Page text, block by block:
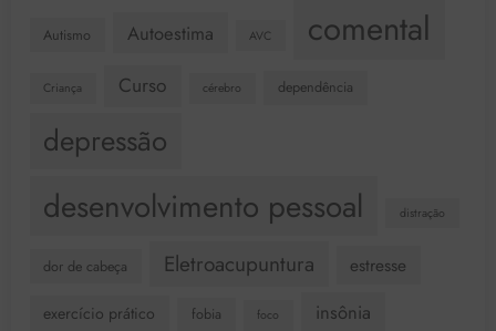
Autismo Autoestima AVC comental
Criança Curso cérebro dependência
depressão
desenvolvimento pessoal distração
dor de cabeça Eletroacupuntura estresse
exercício prático fobia foco insônia